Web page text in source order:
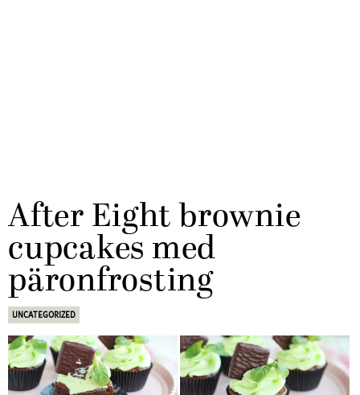
After Eight brownie
cupcakes med
päronfrosting
UNCATEGORIZED